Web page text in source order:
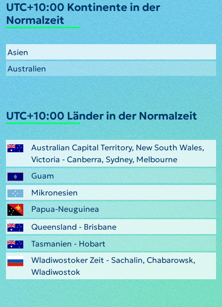
UTC+10:00 Kontinente in der
Normalzeit
Asien
Australien
UTC+10:00 Länder in der Normalzeit
Australian Capital Territory, New South Wales,
Victoria - Canberra, Sydney, Melbourne
Guam
Mikronesien
Papua-Neuguinea
Queensland - Brisbane
Tasmanien - Hobart
Wladiwostoker Zeit - Sachalin, Chabarowsk,
Wladiwostok